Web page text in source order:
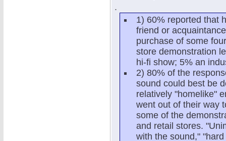
.
1) 60% reported that
friend or
purchase of some
store demonstration
hi-fi show; 5% an
2) 80% of the
sound could best be
relatively "homelike"
went out of their way
some of the
and retail stores.
with the sound,"